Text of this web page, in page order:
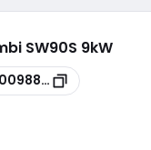
SW90S 9kW